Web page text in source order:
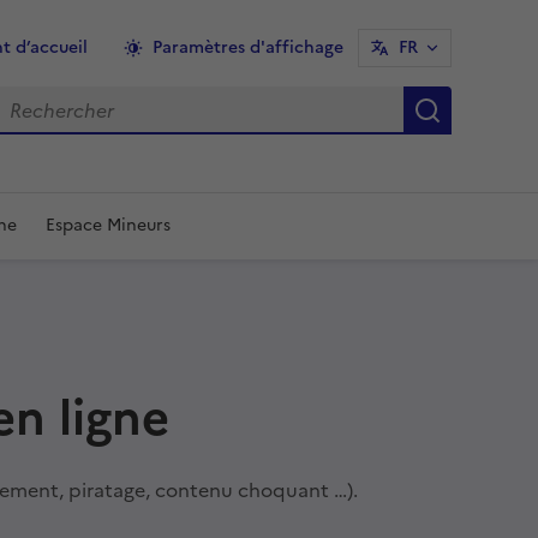
d’accueil Paramètres d'affichage FR
Rechercher
Espace Mineurs
ligne
piratage, contenu choquant …).